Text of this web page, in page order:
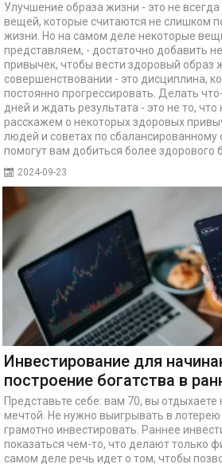
Улучшение образа жизни - это не
вещей, которые считаются не слишком
жизни. Но на самом деле некоторые
представляем, - достаточно добавить
привычек, чтобы вести здоровый образ
совершенствовании - это дисциплина,
постоянно прогрессировать. Делать
дней и ждать результата - это не то,
расскажем о некоторых здоровых
людей и советах по сбалансированному
помогут вам добиться более здорового
2024-09-23
Инвестирование для
построение богатства в
Представьте себе: вам 70, вы
мечтой. Не нужно выигрывать в лотерею
грамотно инвестировать. Раннее
показаться чем-то, что делают только
самом деле речь идет о том, чтобы